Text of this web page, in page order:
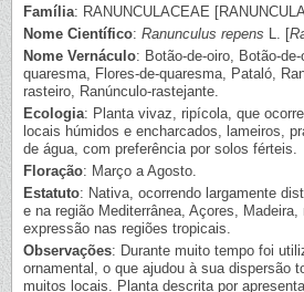
Família: RANUNCULACEAE
Nome Científico: Ranunculus repens L. [
Nome Vernáculo: Botão-de-oiro, Botão-
quaresma, Flores-de-quaresma, Pataló,
rasteiro, Ranúnculo-rastejante.
Ecologia: Planta vivaz, ripícola, que
locais húmidos e encharcados, lameiros,
de água, com preferência por solos férteis.
Floração: Março a Agosto.
Estatuto: Nativa, ocorrendo largamente
e na região Mediterrânea, Açores,
expressão nas regiões tropicais.
Observações: Durante muito tempo foi
ornamental, o que ajudou à sua dispersão
muitos locais. Planta descrita por